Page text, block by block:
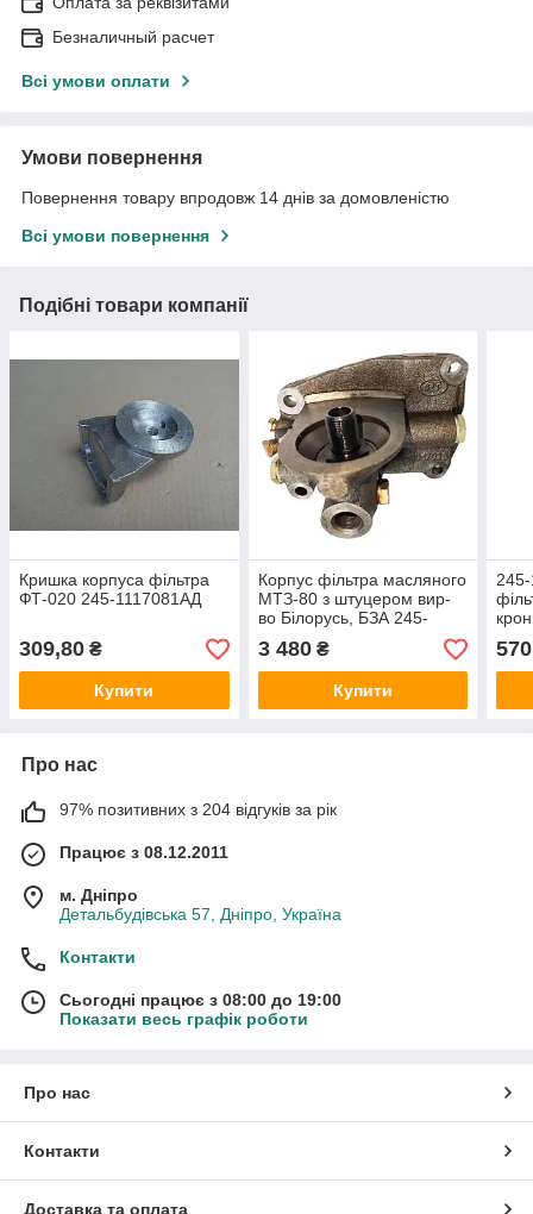
Безналичный расчет
Всі умови оплати
Умови повернення
Повернення товару впродовж 14 днів за домовленістю
Всі умови повернення
Подібні товари компанії
Кришка корпуса фільтра
ФТ-020 245-1117081АД
309,80 ₴
Купити
Корпус фільтра масляного
МТЗ-80 з штуцером вир-
во Білорусь, БЗА 245-
1017015-Б
3 480₴
Купити
570
Про нас
97% позитивних з 204 відгуків за рік
Працює з 08.12.2011
м. Дніпро
Детальбудівська 57, Дніпро, Україна
Контакти
Сьогодні працює з 08:00 до 19:00
Показати весь графік роботи
Про нас
Контакти
Доставка та оплата